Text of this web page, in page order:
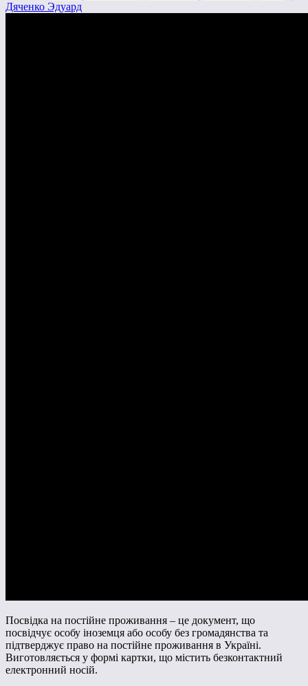
Дяченко Эдуард
Посвідка на постійне проживання – це документ, що
посвідчує особу іноземця або особу без громадянства та
підтверджує право на постійне проживання в Україні.
Виготовляється у формі картки, що містить безконтактний
електронний носій.